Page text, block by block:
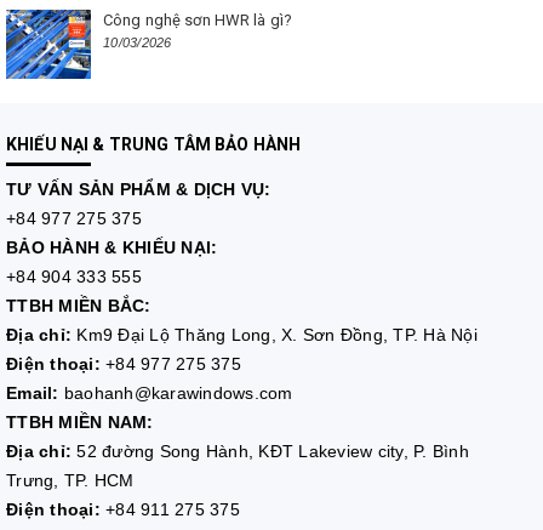
Công nghệ sơn HWR là gì?
10/03/2026
KHIẾU NẠI & TRUNG TÂM BẢO HÀNH
TƯ VẤN SẢN PHẨM & DỊCH VỤ:
+84 977 275 375
BẢO HÀNH & KHIẾU NẠI:
+84 904 333 555
TTBH MIỀN BẮC:
Địa chỉ: Km9 Đại Lộ Thăng Long, X. Sơn Đồng, TP. Hà Nội
Điện thoại: +84 977 275 375
Email: baohanh@karawindows.com
TTBH MIỀN NAM:
Địa chỉ: 52 đường Song Hành, KĐT Lakeview city, P. Bình
Trưng, TP. HCM
Điện thoại: +84 911 275 375